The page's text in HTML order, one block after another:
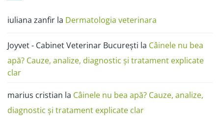
cum
o
alergie
sau
iuliana zanfir la Dermatologia veterinara
Joyvet - Cabinet Veterinar București la Câinele nu bea
apă? Cauze, analize, diagnostic și tratament explicate
clar
marius cristian la Câinele nu bea apă? Cauze, analize,
diagnostic și tratament explicate clar